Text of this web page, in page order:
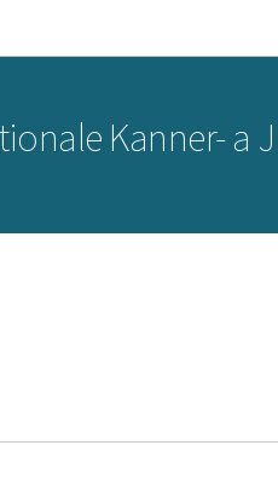
Kanner- a